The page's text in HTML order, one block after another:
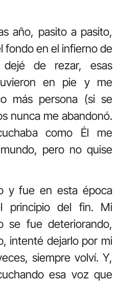
año, pasito a pasito,
fondo en el infierno de
dejé de rezar, esas
en pie y me
más persona (si se
nunca me abandonó.
como Él me
pero no quise
y fue en esta época
principio del fin. Mi
se fue deteriorando,
intenté dejarlo por mi
siempre volví. Y,
esa voz que